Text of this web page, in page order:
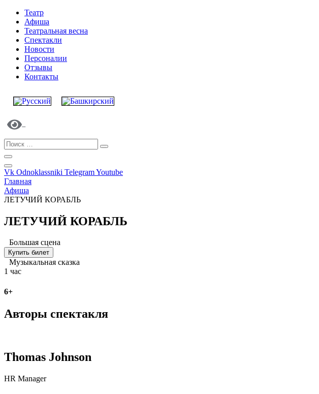
Театр
Афиша
Театральная весна
Спектакли
Новости
Персоналии
Отзывы
Контакты
Vk Odnoklassniki TelegramYoutube
Главная
Афиша
ЛЕТУЧИЙ КОРАБЛЬ
ЛЕТУЧИЙ КОРАБЛЬ
Большая сцена
Купить билет
Музыкальная сказка
1 час
6+
Авторы спектакля
Thomas Johnson
HR Manager